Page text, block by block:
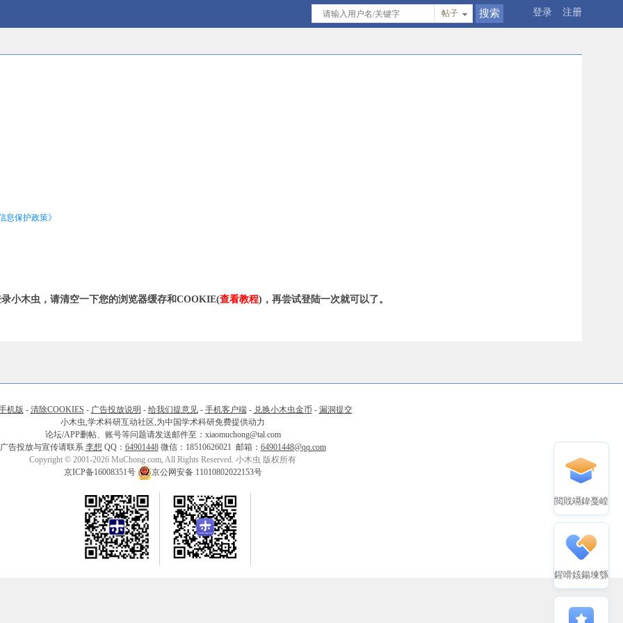
登录 注册
帖子
息保护政策》
小木虫，请清空一下您的浏览器缓存和COOKIE(查看教程)，再尝试登陆一次就可以了。
机版 - 清除COOKIES - 广告投放说明 - 给我们提意见- 手机客户端- 兑换小木虫金币 - 漏洞提交
小木虫,学术科研互动社区,为中国学术科研免费提供动力
论坛/APP删帖、账号等问题请发送邮件至：xiaomuchong@tal.com
广告投放与宣传请联系 李想 QQ： 64901448微信：18510626021 邮箱： 64901448@qq.com
Copyright © 2001-2026 MuChong.com, All Rights Reserved. 小木虫 版权所有
京ICP备16008351号
京公网安备 11010802022153号
閲戝竵鍏戞崲
鍟嗗姟鍚堜綔